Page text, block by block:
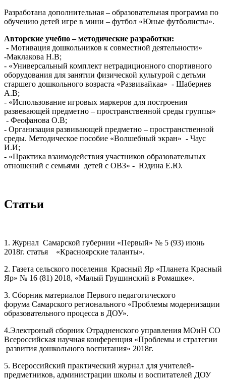
Разработана дополнительная – образовательная программа по
обучению детей игре в мини – футбол «Юные футболисты».
Авторские учебно – методические разработки:
- Мотивация дошкольников к совместной деятельности»
-Маклакова Н.В;
- «Универсальный комплект нетрадиционного спортивного
оборудования для занятии физической культурой с детьми
старшего дошкольного возраста «Развивайкаа» - Шабернев
А.В;
- «Использование игровых маркеров для построения
развевающей предметно – пространственной среды группы»
- Феофанова О.В;
- Организация развивающей предметно – пространственной
среды. Методическое пособие «Волшебный экран» - Чаус
И.И;
- «Практика взаимодействия участников образовательных
отношений с семьями детей с ОВЗ» - Юдина Е.Ю.
Статьи
1. Журнал Самарской губернии «Первый» № 5 (93) июнь
2018г. статья «Красноярские таланты».
2. Газета сельского поселения Красный Яр «Планета Красный
Яр» № 16 (81) 2018, «Малый Грушинский в Ромашке».
3. Сборник материалов Первого педагогического
форума Самарского регионального «Проблемы модернизации
образовательного процесса в ДОУ».
4.Электроный сборник Отрадненского управления МОиН СО
Всероссийская научная конференция «Проблемы и стратегии
развития дошкольного воспитания» 2018г.
5. Всероссийский практический журнал для учителей-
предметников, администрации школы и воспитателей ДОУ